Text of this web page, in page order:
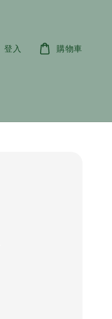
登入 購物車